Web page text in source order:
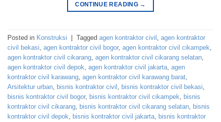
CONTINUE READING →
Posted in Konstruksi Tagged agen kontraktor civil , agen kontraktor
civil bekasi, agen kontraktor civil bogor, agen kontraktor civil cikampek,
agen kontraktor civil cikarang, agen kontraktor civil cikarang selatan,
agen kontraktor civil depok, agen kontraktor civil jakarta, agen
kontraktor civil karawang, agen kontraktor civil karawang barat,
Arsitektur urban, bisnis kontraktor civil , bisnis kontraktor civil bekasi,
bisnis kontraktor civil bogor, bisnis kontraktor civil cikampek, bisnis
kontraktor civil cikarang, bisnis kontraktor civil cikarang selatan, bisnis
kontraktor civil depok, bisnis kontraktor civil jakarta, bisnis kontraktor